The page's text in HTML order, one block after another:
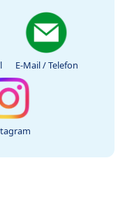
E-Mail / Telefon